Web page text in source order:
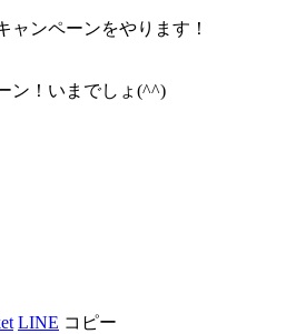
ャンペーンをやります！
ン！いまでしょ(^^)
LINE コピー